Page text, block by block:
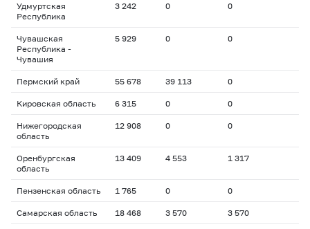
Удмуртская
Республика
3 242 0 0
Чувашская
Республика -
Чувашия
5 929 0 0
Пермский край 55 678 39 113 0
Кировская область 6 315 0 0
Нижегородская
область
12 908 0 0
Оренбургская
область
13 409 4 553 1 317
Пензенская область 1 765 0 0
Самарская область 18 468 3 570 3 570